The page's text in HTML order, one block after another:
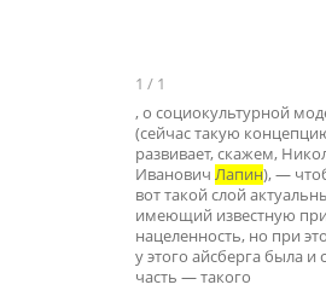
1 / 1
, о социокультурной
(сейчас такую
развивает, скажем,
Иванович Лапин), —
вот такой слой
имеющий известную
нацеленность, но при
у этого айсберга была и
часть — такого